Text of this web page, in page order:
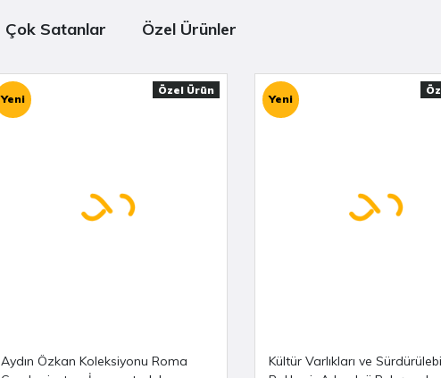
Çok Satanlar Özel Ürünler
Özel Ürün
Yeni
Aydın Özkan Koleksiyonu Roma
Yeni
Kültür Varlıkları ve